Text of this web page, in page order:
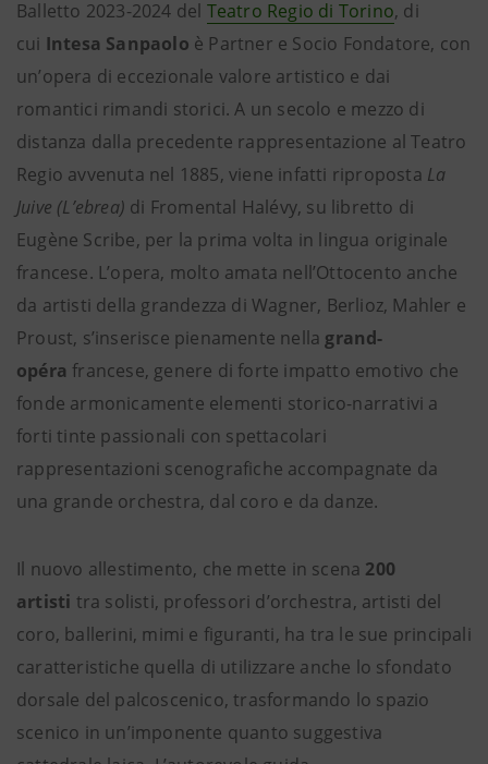
Balletto 2023-2024 del Teatro Regio di Torino, di
cui Intesa Sanpaolo è Partner e Socio Fondatore, con
un’opera di eccezionale valore artistico e dai
romantici rimandi storici. A un secolo e mezzo di
distanza dalla precedente rappresentazione al Teatro
Regio avvenuta nel 1885, viene infatti riproposta La
Juive (L’ebrea) di Fromental Halévy, su libretto di
Eugène Scribe, per la prima volta in lingua originale
francese. L’opera, molto amata nell’Ottocento anche
da artisti della grandezza di Wagner, Berlioz, Mahler e
Proust, s’inserisce pienamente nella grand-
opéra francese, genere di forte impatto emotivo che
fonde armonicamente elementi storico-narrativi a
forti tinte passionali con spettacolari
rappresentazioni scenografiche accompagnate da
una grande orchestra, dal coro e da danze.
Il nuovo allestimento, che mette in scena 200
artisti tra solisti, professori d’orchestra, artisti del
coro, ballerini, mimi e figuranti, ha tra le sue principali
caratteristiche quella di utilizzare anche lo sfondato
dorsale del palcoscenico, trasformando lo spazio
scenico in un’imponente quanto suggestiva